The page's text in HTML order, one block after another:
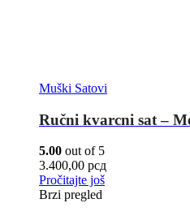
Muški Satovi
Ručni kvarcni sat –
5.00 out of 5
3.400,00 рсд
Pročitajte još
Brzi pregled